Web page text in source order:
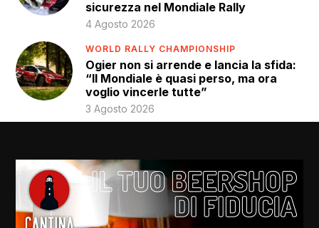
sicurezza nel Mondiale Rally
4 Agosto 2026
WORLD RALLY CHAMPIONSHIP
Ogier non si arrende e lancia la sfida:
“Il Mondiale è quasi perso, ma ora
voglio vincerle tutte”
3 Agosto 2026